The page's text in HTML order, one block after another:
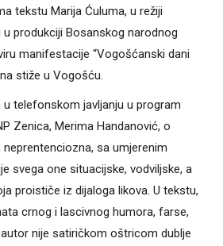
tekstu Marija Ćuluma, u režiji
u produkciji Bosanskog narodnog
manifestacije “Vogošćanski dani
stiže u Vogošću.
u telefonskom javljanju u program
Zenica, Merima Handanović, o
neprentenciozna, sa umjerenim
svega one situacijske, vodviljske, a
proističe iz dijaloga likova. U tekstu,
crnog i lascivnog humora, farse,
nije satiričkom oštricom dublje